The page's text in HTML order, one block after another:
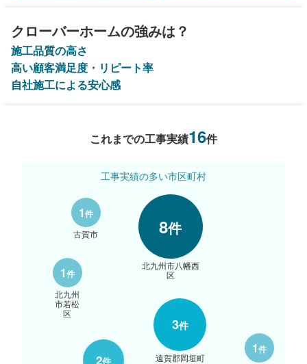
クローバーホームの強みは？
施工品質の高さ
高い顧客満足度・リピート率
自社施工による安心感
これまでの工事実績16件
8件
北九州市八幡西
区
3件
遠賀郡岡垣町
2件
1件
北九州
市若松
区
1件
古賀市
1件
工事実績の多い市区町村